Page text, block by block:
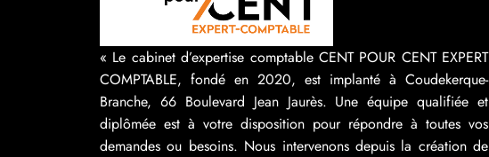
« Le cabinet d’expertise comptable CENT POUR CENT EXPERT
COMPTABLE, fondé en 2020, est implanté à Coudekerque-
Branche, 66 Boulevard Jean Jaurès. Une équipe qualifiée et
diplômée est à votre disposition pour répondre à toutes vos
demandes ou besoins. Nous intervenons depuis la création de